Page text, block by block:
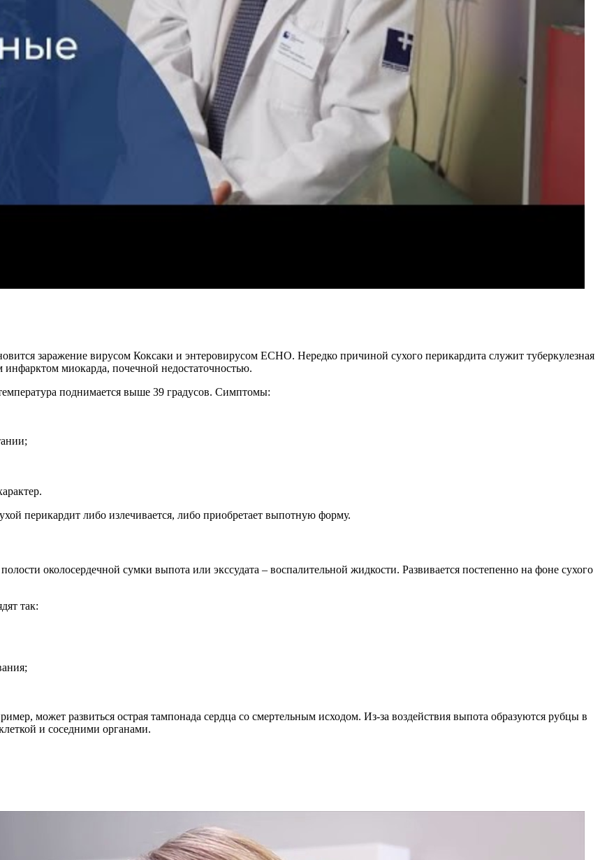
заражение вирусом Коксаки и энтеровирусом ЕСНО. Нередко причиной сухого перикардита служит туберкулезная
миокарда, почечной недостаточностью.
поднимается выше 39 градусов. Симптомы:
перикардит либо излечивается, либо приобретает выпотную форму.
околосердечной сумки выпота или экссудата – воспалительной жидкости. Развивается постепенно на фоне сухого
так:
может развиться острая тампонада сердца со смертельным исходом. Из-за воздействия выпота образуются рубцы в
и соседними органами.